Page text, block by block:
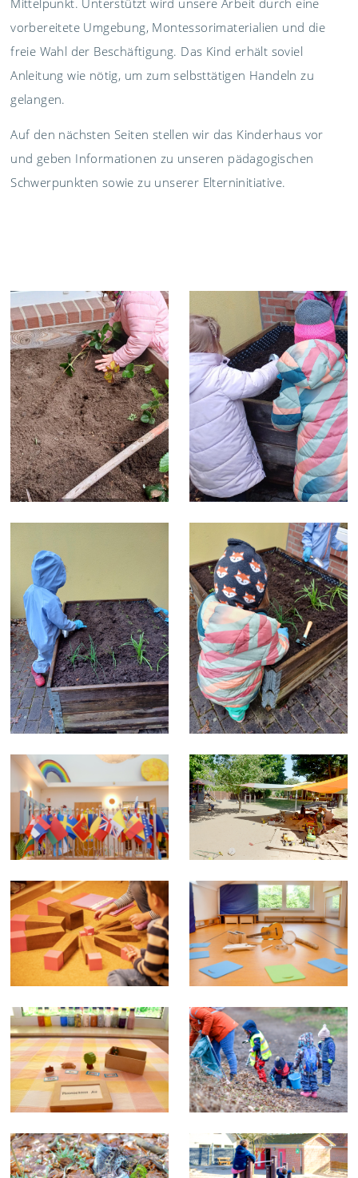
Mittelpunkt. Unterstützt wird unsere Arbeit durch eine
vorbereitete Umgebung, Montessorimaterialien und die
freie Wahl der Beschäftigung. Das Kind erhält soviel
Anleitung wie nötig, um zum selbsttätigen Handeln zu
gelangen.
Auf den nächsten Seiten stellen wir das Kinderhaus vor
und geben Informationen zu unseren pädagogischen
Schwerpunkten sowie zu unserer Elterninitiative.